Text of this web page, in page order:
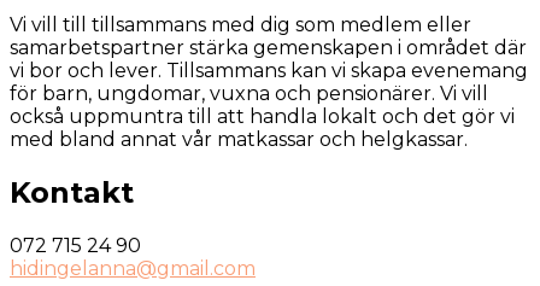
Vi vill till tillsammans med dig som medlem eller
samarbetspartner stärka gemenskapen i området där
vi bor och lever. Tillsammans kan vi skapa evenemang
för barn, ungdomar, vuxna och pensionärer. Vi vill
också uppmuntra till att handla lokalt och det gör vi
med bland annat vår matkassar och helgkassar.
Kontakt
072 715 24 90
hidingelanna@gmail.com